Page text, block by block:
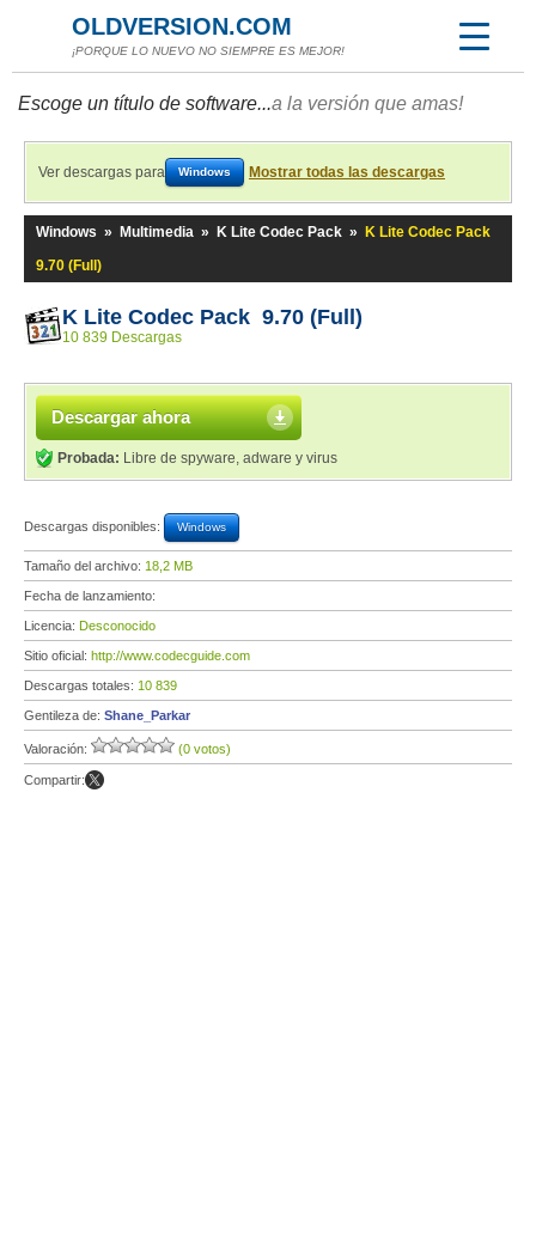
OLDVERSION.COM
¡PORQUE LO NUEVO NO SIEMPRE ES MEJOR!
Escoge un título de software...a la versión que amas!
Ver descargas para Windows Mostrar todas las descargas
Windows » Multimedia » K Lite Codec Pack »
K Lite Codec Pack
9.70 (Full)
K Lite Codec Pack 9.70 (Full)
10 839 Descargas
Descargar ahora
Probada: Libre de spyware, adware y virus
Descargas disponibles: Windows
Tamaño del archivo: 18,2 MB
Fecha de lanzamiento:
Licencia: Desconocido
Sitio oficial: http://www.codecguide.com
Descargas totales: 10 839
Gentileza de: Shane_Parkar
Valoración: (0 votos)
Compartir: